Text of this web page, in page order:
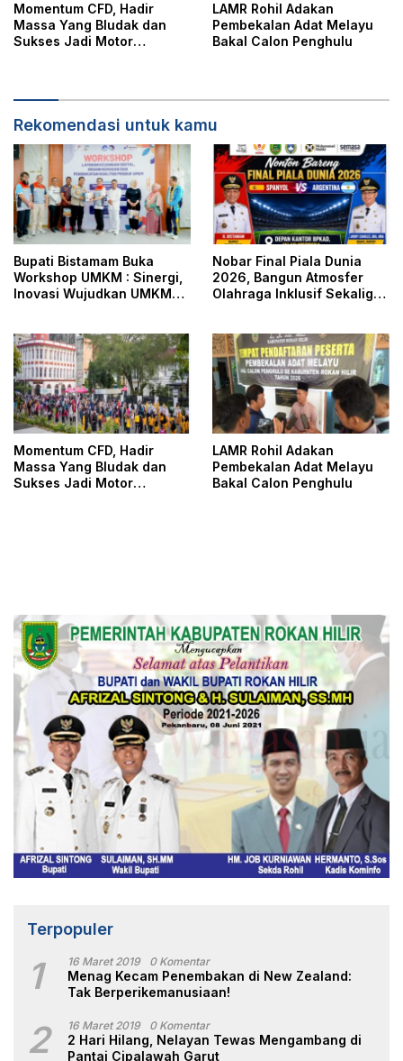
Momentum CFD, Hadir
Massa Yang Bludak dan
Sukses Jadi Motor
LAMR Rohil Adakan
Pembekalan Adat Melayu
Bakal Calon Penghulu
Rekomendasi untuk kamu
Bupati Bistamam Buka
Workshop UMKM : Sinergi,
Inovasi Wujudkan UMKM
Nobar Final Piala Dunia
2026, Bangun Atmosfer
Olahraga Inklusif Sekaligus
Masyarakat
Momentum CFD, Hadir
Massa Yang Bludak dan
Sukses Jadi Motor
LAMR Rohil Adakan
Pembekalan Adat Melayu
Bakal Calon Penghulu
Terpopuler
1 16 Maret 2019 0 Komentar
Menag Kecam Penembakan di New Zealand:
Tak Berperikemanusiaan!
2 16 Maret 2019 0 Komentar
2 Hari Hilang, Nelayan Tewas Mengambang di
Pantai Cipalawah Garut